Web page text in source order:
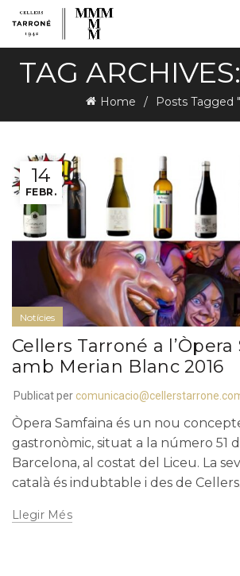
TAG
Home Posts Tagged
14
FEBR.
Notícies
Cellers Tarroné a
amb Merian Blanc 2016
Publicat per
Òpera Samfaina és un nou
gastronòmic, situat a la número 51
Barcelona, al costat del Liceu. La
català és indubtable i des de
Llegir Més